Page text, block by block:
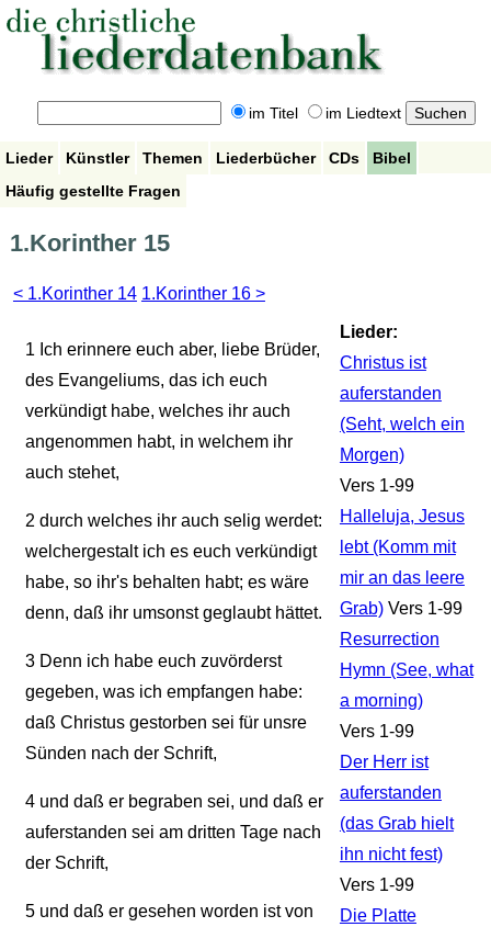
im Titel im Liedtext
Lieder Künstler Themen Liederbücher CDs
Bibel
Häufig gestellte Fragen
1.Korinther 15
< 1.Korinther 14 1.Korinther 16 >
1 Ich erinnere euch aber, liebe Brüder,
des Evangeliums, das ich euch
verkündigt habe, welches ihr auch
angenommen habt, in welchem ihr
auch stehet,
2 durch welches ihr auch selig werdet:
welchergestalt ich es euch verkündigt
habe, so ihr's behalten habt; es wäre
denn, daß ihr umsonst geglaubt hättet.
3Denn ich habe euch zuvörderst
gegeben, was ich empfangen habe:
daß Christus gestorben sei für unsre
Sünden nach der Schrift,
4und daß er begraben sei, und daß er
auferstanden sei am dritten Tage nach
der Schrift,
5und daß er gesehen worden ist von
Lieder:
Christus ist
auferstanden
(Seht, welch ein
Morgen)
Vers 1-99
Halleluja, Jesus
lebt (Komm mit
mir an das leere
Grab) Vers 1-99
Resurrection
Hymn (See, what
a morning)
Vers 1-99
Der Herr ist
auferstanden
(das Grab hielt
ihn nicht fest)
Vers 1-99
Die Platte